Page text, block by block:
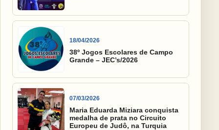
18/04/2026
38º Jogos Escolares de Campo
Grande – JEC’s/2026
07/03/2026
Maria Eduarda Miziara conquista
medalha de prata no Circuito
Europeu de Judô, na Turquia